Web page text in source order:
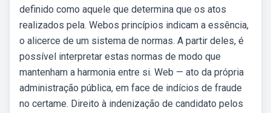
definido como aquele que determina que os atos
realizados pela. Webos princípios indicam a essência,
o alicerce de um sistema de normas. A partir deles, é
possível interpretar estas normas de modo que
mantenham a harmonia entre si. Web — ato da própria
administração pública, em face de indícios de fraude
no certame. Direito à indenização de candidato pelos